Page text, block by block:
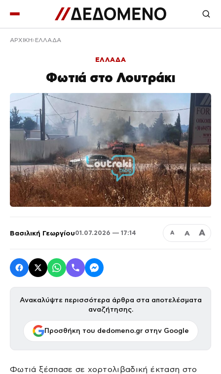
ΑΡΧΙΚΉ ΕΛΛΑΔΑ
ΕΛΛΑΔΑ
Φωτιά στο Λουτράκι
Βασιλική Γεωργίου01.07.2026 — 17:14 Α Α Α
Ανακαλύψτε περισσότερα άρθρα στα αποτελέσματα
αναζήτησης.
Προσθήκη του dedomeno.gr στην Google
Φωτιά ξέσπασε σε χορτολιβαδική έκταση στο